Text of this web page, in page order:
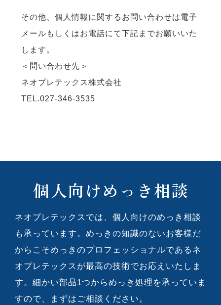
その他、個人情報に関するお問い合わせは電子
メールもしくはお電話にて下記までお願いいた
します。
＜問い合わせ先＞
ネオプレテックス株式会社
TEL.027-346-3535
個人向けめっき相談
ネオプレテックスでは、個人向けのめっき相談
も承っています。めっきの知識のないお客様だ
からこそめっきのプロフェッショナルであるネ
オプレテックスが最高の技術でお応えいたしま
す。細かい部品1つからめっき処理を承っていま
すので、まずはご相談ください。